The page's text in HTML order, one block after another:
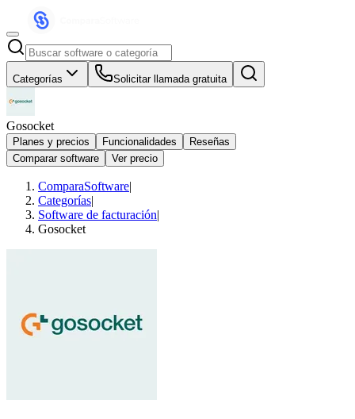
Categorías Solicitar llamada gratuita
Gosocket
Planes y precios Funcionalidades
Reseñas
Comparar software
Ver precio
ComparaSoftware|
Categorías|
Software de facturación|
Gosocket